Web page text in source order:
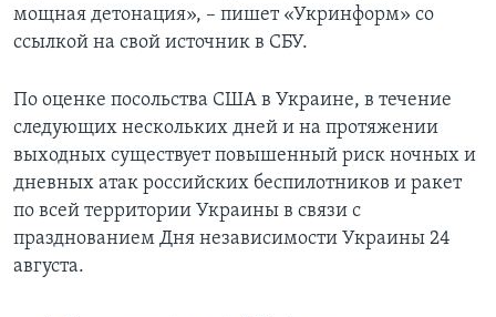
мощная детонация», – пишет «Укринформ» со
ссылкой на свой источник в СБУ.
По оценке посольства США в Украине, в течение
следующих нескольких дней и на протяжении
выходных существует повышенный риск ночных и
дневных атак российских беспилотников и ракет
по всей территории Украины в связи с
празднованием Дня независимости Украины 24
августа.